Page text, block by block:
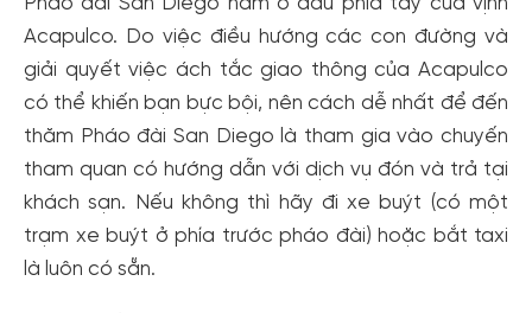
Acapulco. Do việc điều hướng các con đường và
giải quyết việc ách tắc giao thông của Acapulco
có thể khiến bạn bực bội, nên cách dễ nhất để đến
thăm Pháo đài San Diego là tham gia vào chuyến
tham quan có hướng dẫn với dịch vụ đón và trả tại
khách sạn. Nếu không thì hãy đi xe buýt (có một
trạm xe buýt ở phía trước pháo đài) hoặc bắt taxi
là luôn có sẵn.
Tạo tài khoản nhanh - nhận nhiều ưu
đãi!
Tạo tài khoản để có thể nhận ngay các ưu đãi
hấp dẫn
dành cho thành viên đến từ các đối tác của Gody.vn dành
cho cộng đồng.
Hoặc đăng nhập bằng
Đăng nhập Facebook